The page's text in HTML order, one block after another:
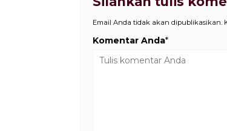
Email Anda tidak akan dipublikasikan.
Komentar Anda*